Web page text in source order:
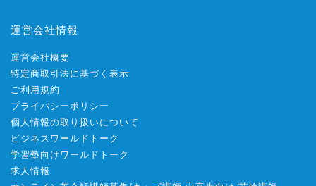
運営会社情報
運営会社概要
特定商取引法に基づく表示
ご利用規約
プライバシーポリシー
個人情報の取り扱いについて
ビジネスワールドトーク
学習塾向けワールドトーク
求人情報